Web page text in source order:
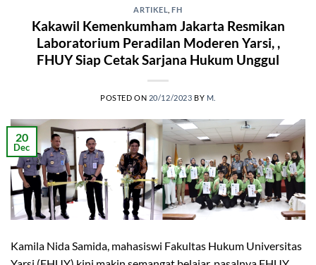
ARTIKEL ,FH
Kakawil Kemenkumham Jakarta Resmikan
Laboratorium Peradilan Moderen Yarsi, ,
FHUY Siap Cetak Sarjana Hukum Unggul
POSTED ON 20/12/2023 BY M.
20
Dec
Kamila Nida Samida, mahasiswi Fakultas Hukum Universitas